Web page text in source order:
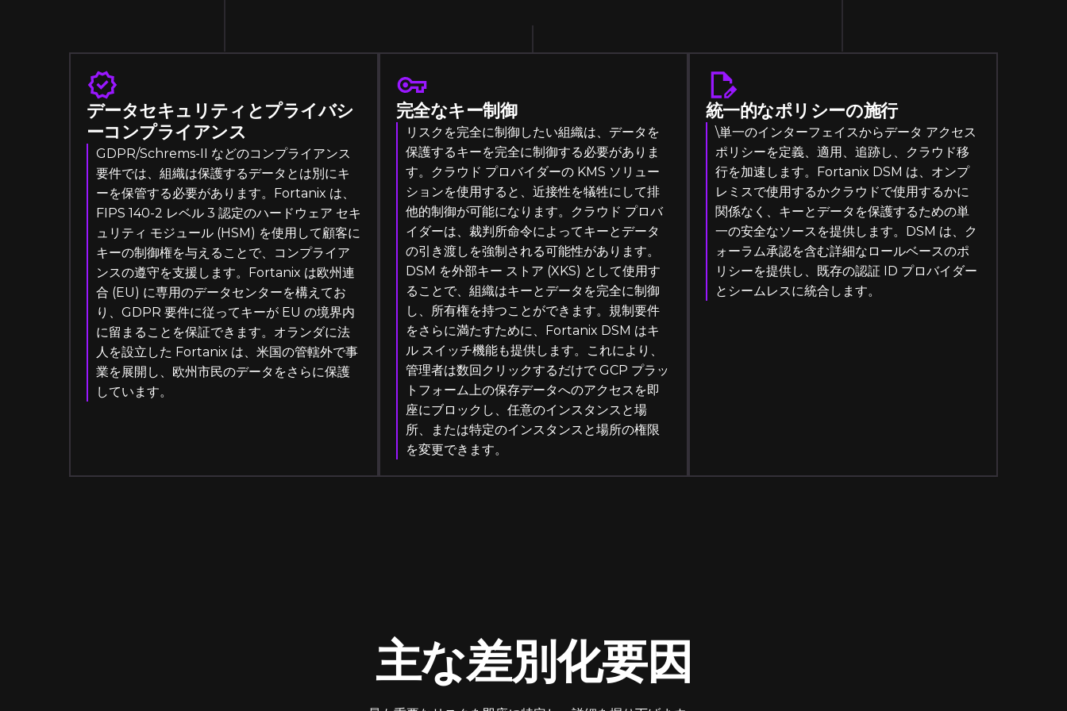
データセキュリティとプライバシ
ーコンプライアンス
GDPR/Schrems-II などのコンプライアンス
要件では、組織は保護するデータとは別にキ
ーを保管する必要があります。Fortanix は、
FIPS 140-2 レベル 3 認定のハードウェア セキ
ュリティ モジュール (HSM) を使用して顧客に
キーの制御権を与えることで、コンプライア
ンスの遵守を支援します。Fortanix は欧州連
合 (EU) に専用のデータセンターを構えてお
り、GDPR 要件に従ってキーが EU の境界内
に留まることを保証できます。オランダに法
人を設立した Fortanix は、米国の管轄外で事
業を展開し、欧州市民のデータをさらに保護
しています。
完全なキー制御
リスクを完全に制御したい組織は、データを
保護するキーを完全に制御する必要がありま
す。クラウド プロバイダーの KMS ソリュー
ションを使用すると、近接性を犠牲にして排
他的制御が可能になります。クラウド プロバ
イダーは、裁判所命令によってキーとデータ
の引き渡しを強制される可能性があります。
DSM を外部キー ストア (XKS) として使用す
ることで、組織はキーとデータを完全に制御
し、所有権を持つことができます。規制要件
をさらに満たすために、Fortanix DSM はキ
ル スイッチ機能も提供します。これにより、
管理者は数回クリックするだけで GCP プラッ
トフォーム上の保存データへのアクセスを即
座にブロックし、任意のインスタンスと場
所、または特定のインスタンスと場所の権限
を変更できます。
統一的なポリシーの施行
\単一のインターフェイスからデータ アクセス
ポリシーを定義、適用、追跡し、クラウド移
行を加速します。Fortanix DSM は、オンプ
レミスで使用するかクラウドで使用するかに
関係なく、キーとデータを保護するための単
一の安全なソースを提供します。DSM は、ク
ォーラム承認を含む詳細なロールベースのポ
リシーを提供し、既存の認証 ID プロバイダー
とシームレスに統合します。
主な差別化要因